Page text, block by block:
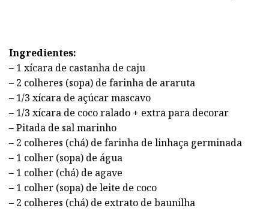
Ingredientes:
– 1 xícara de castanha de caju
– 2 colheres (sopa) de farinha de araruta
– 1/3 xícara de açúcar mascavo
– 1/3 xícara de coco ralado + extra para decorar
– Pitada de sal marinho
– 2 colheres (chá) de farinha de linhaça germinada
– 1 colher (sopa) de água
– 1 colher (chá) de agave
– 1 colher (sopa) de leite de coco
– 2 colheres (chá) de extrato de baunilha